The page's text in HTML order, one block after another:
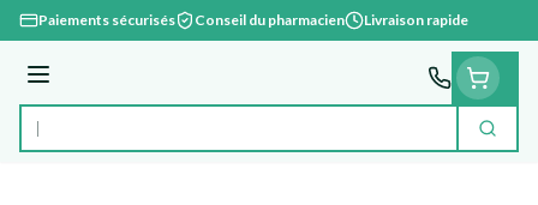
Aller au contenu
Paiements sécurisés Conseil du pharmacien Livraison rapide
Menu
Rechercher